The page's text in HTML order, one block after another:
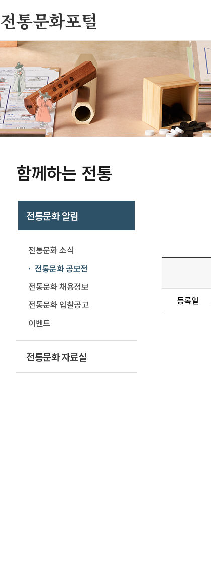
전통문화포털
함께하는 전통
전통문화 알림
전통문화 소식
전통문화 공모전
전통문화 채용정보
전통문화 입찰공고
이벤트
전통문화 자료실
등록일